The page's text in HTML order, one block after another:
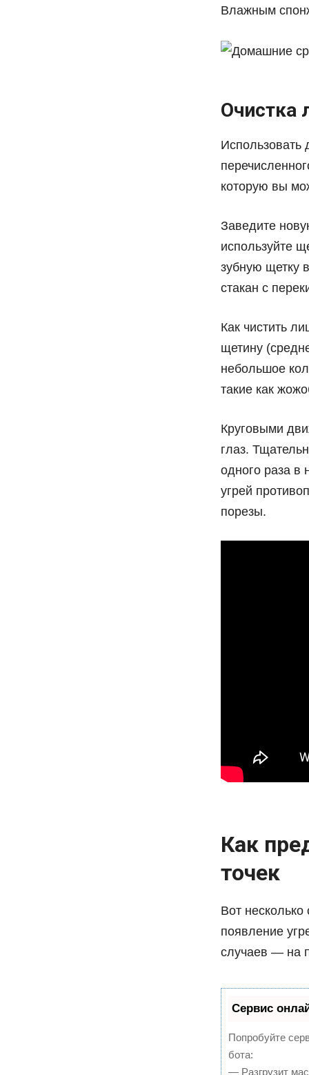
Влажным
Очистка
Использовать
которую вы
Заведите
используйте
зубную щетку
стакан с
Как чистить
щетину
небольшое
такие как
Круговыми
глаз.
одного раза в
угрей
порезы.
Как
точек
Вот
появление
случаев — на
Сервис
Попробуйте
бота:
— Разгрузит